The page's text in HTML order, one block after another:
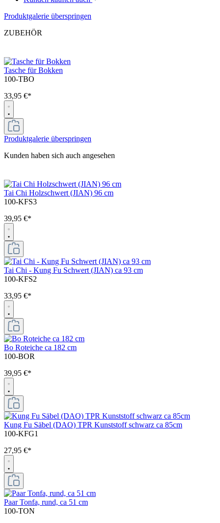
Produktgalerie überspringen
ZUBEHÖR
Tasche für Bokken
100-TBO
33,95 €*
Produktgalerie überspringen
Kunden haben sich auch angesehen
Tai Chi Holzschwert (JIAN) 96 cm
100-KFS3
39,95 €*
Tai Chi - Kung Fu Schwert (JIAN) ca 93 cm
100-KFS2
33,95 €*
Bo Roteiche ca 182 cm
100-BOR
39,95 €*
Kung Fu Säbel (DAO) TPR Kunststoff schwarz ca 85cm
100-KFG1
27,95 €*
Paar Tonfa, rund, ca 51 cm
100-TON